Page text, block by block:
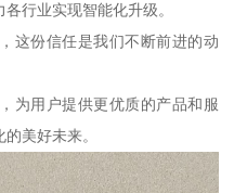
行业实现智能化升级。
这份信任是我们不断前进的动
为用户提供更优质的产品和服
美好未来。